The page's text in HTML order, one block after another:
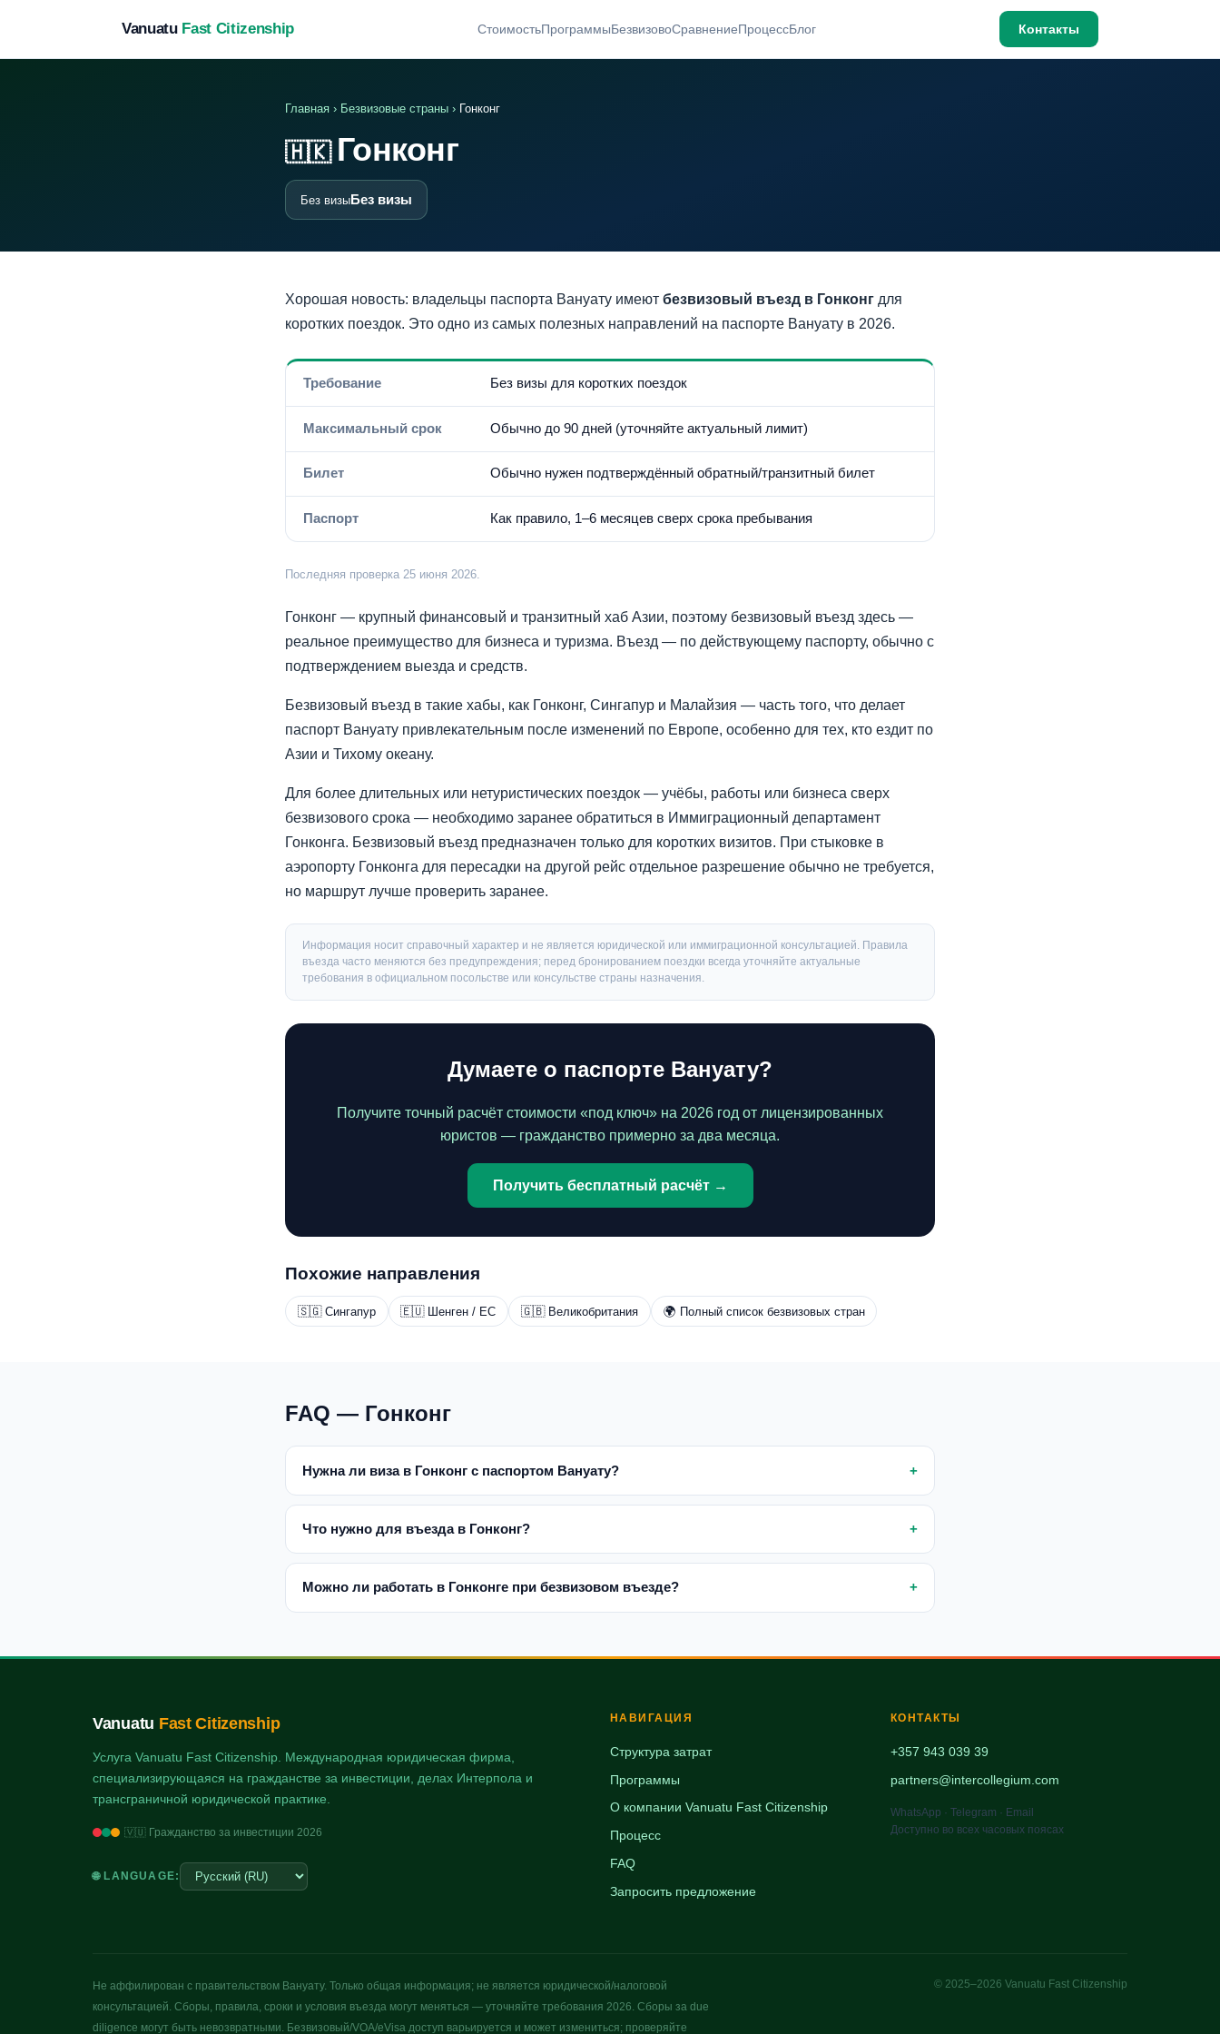
Vanuatu Fast Citizenship СтоимостьПрограммыБезвизовоСравнениеПроцессБлог Контакты
Главная › Безвизовые страны › Гонконг
🇭🇰 Гонконг
Без визыБез визы
Хорошая новость: владельцы паспорта Вануату имеют безвизовый въезд в Гонконг для
коротких поездок. Это одно из самых полезных направлений на паспорте Вануату в 2026.
Требование Без визы для коротких поездок
Максимальный срок Обычно до 90 дней (уточняйте актуальный лимит)
Билет Обычно нужен подтверждённый обратный/транзитный билет
Паспорт Как правило, 1–6 месяцев сверх срока пребывания
Последняя проверка 25 июня 2026.
Гонконг — крупный финансовый и транзитный хаб Азии, поэтому безвизовый въезд здесь —
реальное преимущество для бизнеса и туризма. Въезд — по действующему паспорту, обычно с
подтверждением выезда и средств.
Безвизовый въезд в такие хабы, как Гонконг, Сингапур и Малайзия — часть того, что делает
паспорт Вануату привлекательным после изменений по Европе, особенно для тех, кто ездит по
Азии и Тихому океану.
Для более длительных или нетуристических поездок — учёбы, работы или бизнеса сверх
безвизового срока — необходимо заранее обратиться в Иммиграционный департамент
Гонконга. Безвизовый въезд предназначен только для коротких визитов. При стыковке в
аэропорту Гонконга для пересадки на другой рейс отдельное разрешение обычно не требуется,
но маршрут лучше проверить заранее.
Информация носит справочный характер и не является юридической или иммиграционной консультацией. Правила
въезда часто меняются без предупреждения; перед бронированием поездки всегда уточняйте актуальные
требования в официальном посольстве или консульстве страны назначения.
Думаете о паспорте Вануату?
Получите точный расчёт стоимости «под ключ» на 2026 год от лицензированных
юристов — гражданство примерно за два месяца.
Получить бесплатный расчёт →
Похожие направления
🇸🇬 Сингапур 🇪🇺 Шенген / ЕС 🇬🇧 Великобритания 🌍 Полный список безвизовых стран
FAQ — Гонконг
Нужна ли виза в Гонконг с паспортом Вануату?
Что нужно для въезда в Гонконг?
Можно ли работать в Гонконге при безвизовом въезде?
Vanuatu Fast Citizenship
Услуга Vanuatu Fast Citizenship. Международная юридическая фирма,
специализирующаяся на гражданстве за инвестиции, делах Интерпола и
трансграничной юридической практике.
🇻🇺 Гражданство за инвестиции 2026
🌐 LANGUAGE:
НАВИГАЦИЯ
Структура затрат
Программы
О компании Vanuatu Fast Citizenship
Процесс
FAQ
Запросить предложение
КОНТАКТЫ
+357 943 039 39
partners@intercollegium.com
WhatsApp · Telegram · Email
Доступно во всех часовых поясах
Не аффилирован с правительством Вануату. Только общая информация; не является юридической/налоговой
консультацией. Сборы, правила, сроки и условия въезда могут меняться — уточняйте требования 2026. Сборы за due
diligence могут быть невозвратными. Безвизовый/VOA/eVisa доступ варьируется и может измениться; проверяйте
© 2025–2026 Vanuatu Fast Citizenship